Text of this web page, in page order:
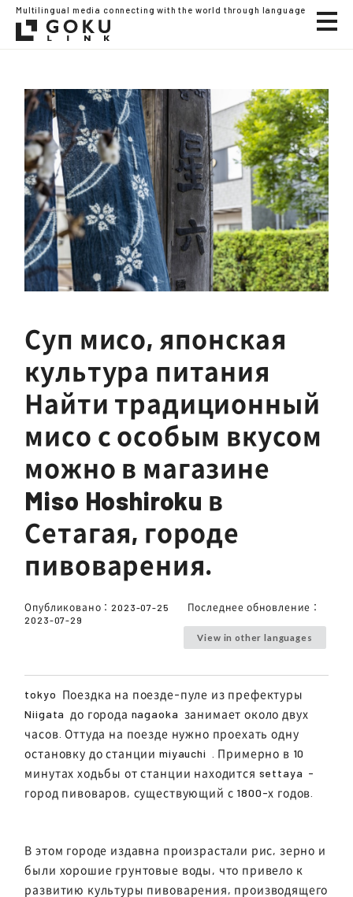
Multilingual media connecting with the world through language
Суп мисо, японская
культура питания
Найти традиционный
мисо с особым вкусом
можно в магазине
Miso Hoshiroku в
Сетагая, городе
пивоварения.
Опубликовано： 2023-07-25
Последнее обновление：
2023-07-29
View in other languages
tokyo Поездка на поезде-пуле из префектуры
Niigata до города nagaoka занимает около двух
часов. Оттуда на поезде нужно проехать одну
остановку до станции miyauchi . Примерно в 10
минутах ходьбы от станции находится settaya -
город пивоваров, существующий с 1800-х годов.
В этом городе издавна произрастали рис, зерно и
были хорошие грунтовые воды, что привело к
развитию культуры пивоварения, производящего